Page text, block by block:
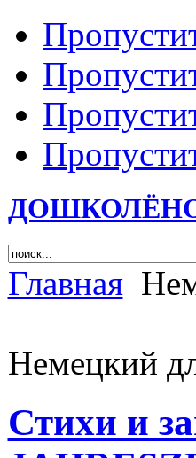
ДОШКОЛЁНОК
Главная
Немецкий
Стихи и